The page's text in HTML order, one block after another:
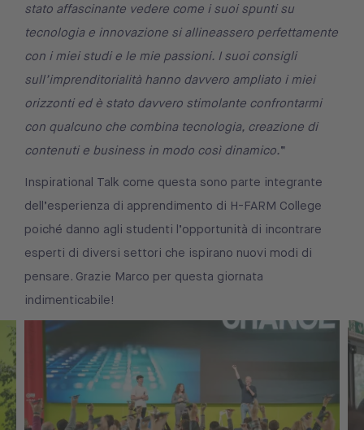
stato affascinante vedere come i suoi spunti su
tecnologia e innovazione si allineassero perfettamente
con i miei studi e le mie passioni. I suoi consigli
sull’imprenditorialità hanno davvero ampliato i miei
orizzonti ed è stato davvero stimolante confrontarmi
con qualcuno che combina tecnologia, creazione di
contenuti e business in modo così dinamico.“
Inspirational Talk come questa sono parte integrante
dell’esperienza di apprendimento di H-FARM College
poiché danno agli studenti l’opportunità di incontrare
esperti di diversi settori che ispirano nuovi modi di
pensare. Grazie Marco per questa giornata
indimenticabile!